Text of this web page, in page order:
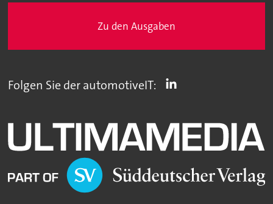
Zu den Ausgaben
Folgen Sie der automotiveIT: